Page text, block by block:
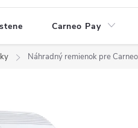
Carneo Pay
Náhradný remienok pre